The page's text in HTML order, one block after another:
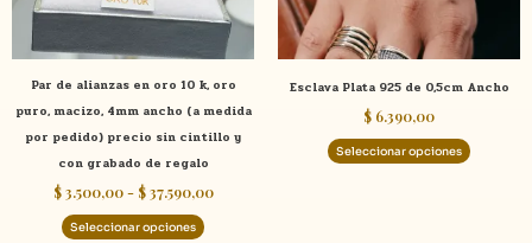
Par de alianzas en oro 10 k, oro
puro, macizo, 4mm ancho (a medida
por pedido) precio sin cintillo y
con grabado de regalo
$3.500,00 - $37.590,00
Seleccionar opciones
se
pueden
elegir
en
la
página
de
producto
Esclava Plata 925 de 0,5cm Ancho
$ 6.390,00
Seleccionar opciones
se
pueden
elegir
en
página